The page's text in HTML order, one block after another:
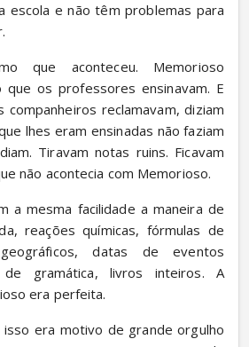
escola e não têm problemas para
que aconteceu. Memorioso
os professores ensinavam. E
companheiros reclamavam, diziam
lhes eram ensinadas não faziam
Tiravam notas ruins. Ficavam
não acontecia com Memorioso.
a mesma facilidade a maneira de
reações químicas, fórmulas de
datas de eventos
gramática, livros inteiros. A
era perfeita.
era motivo de grande orgulho